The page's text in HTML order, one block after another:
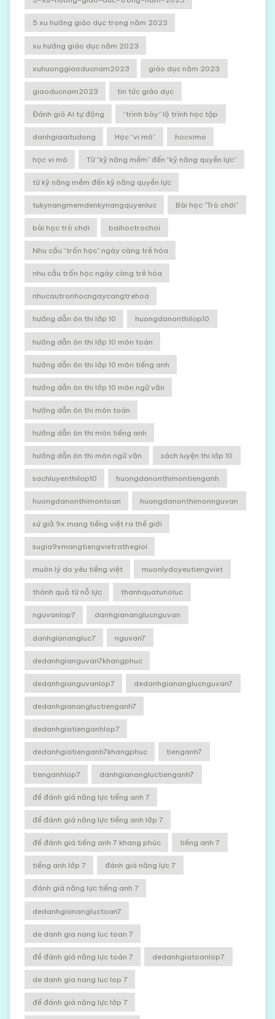
5 xu hướng giáo dục trong năm 2023
xu hướng giáo dục năm 2023
xuhuonggiaoducnam2023 giáo dục năm 2023
giaoducnam2023 tin tức giáo dục
Đánh giá AI tự động “trình bày” lộ trình học tập
danhgiaaitudong Học “vi mô” hocvimo
học vi mô Từ “kỹ năng mềm” đến “kỹ năng quyền lực”
từ kỹ năng mềm đến kỹ năng quyền lực
tukynangmemdenkynangquyenluc Bài học "Trò chơi"
bài học trò chơi baihoctrochoi
Nhu cầu “trốn học” ngày càng trẻ hóa
nhu cầu trốn học ngày càng trẻ hóa
nhucautronhocngaycangtrehoa
hướng dẫn ôn thi lớp 10 huongdanonthilop10
hướng dẫn ôn thi lớp 10 môn toán
hướng dẫn ôn thi lớp 10 môn tiếng anh
hướng dẫn ôn thi lớp 10 môn ngữ văn
hướng dẫn ôn thi môn toán
hướng dẫn ôn thi môn tiếng anh
hướng dẫn ôn thi môn ngữ văn sách luyện thi lớp 10
sachluyenthilop10 huongdanonthimontienganh
huongdanonthimontoan huongdanonthimonnguvan
sứ giả 9x mang tiếng việt ra thế giới
sugia9xmangtiengvietrathegioi
muôn lý do yêu tiếng việt muonlydoyeutiengviet
thành quả từ nỗ lực thanhquatunoluc
nguvanlop7 danhgiananglucnguvan
danhgianangluc7 nguvan7
dedanhgianguvan7khangphuc
dedanhgianguvanlop7 dedanhgiananglucnguvan7
dedanhgianangluctienganh7
dedanhgiatienganhlop7
dedanhgiatienganh7khangphuc tienganh7
tienganhlop7 danhgianangluctienganh7
đề đánh giá năng lực tiếng anh 7
đề đánh giá năng lực tiếng anh lớp 7
đề đánh giá tiếng anh 7 khang phúc tiếng anh 7
tiếng anh lớp 7 đánh giá năng lực 7
đánh giá năng lực tiếng anh 7
dedanhgianangluctoan7
de danh gia nang luc toan 7
đề đánh giá năng lực toán 7 dedanhgiatoanlop7
de danh gia nang luc lop 7
đề đánh giá năng lực lớp 7